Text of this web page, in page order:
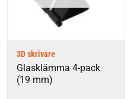
3D skrivare
Glasklämma 4-pack
(19 mm)